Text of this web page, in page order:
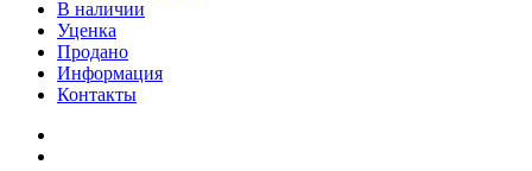
В наличии
Уценка
Продано
Информация
Контакты